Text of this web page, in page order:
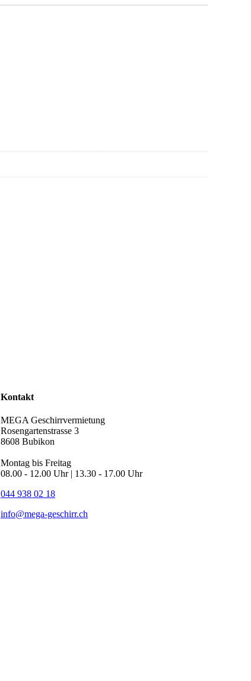
Kontakt
MEGA Geschirrvermietung
Rosengartenstrasse 3
8608 Bubikon
Montag bis Freitag
08.00 - 12.00 Uhr | 13.30 - 17.00 Uhr
044 938 02 18
info@mega-geschirr.ch